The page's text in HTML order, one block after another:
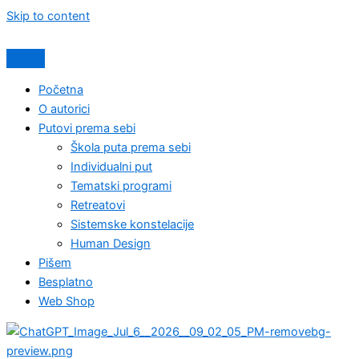
Skip to content
Početna
O autorici
Putovi prema sebi
Škola puta prema sebi
Individualni put
Tematski programi
Retreatovi
Sistemske konstelacije
Human Design
Pišem
Besplatno
Web Shop